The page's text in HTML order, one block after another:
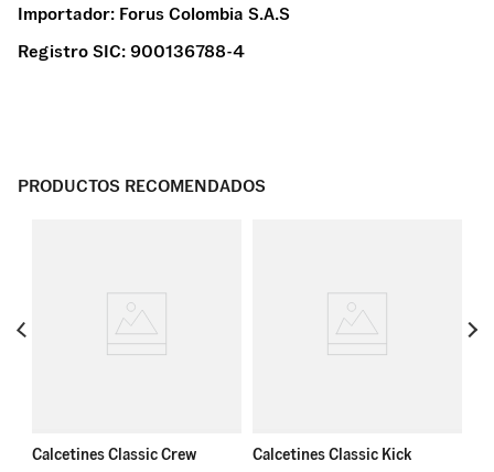
Importador: Forus Colombia S.A.S
Registro SIC:900136788-4
PRODUCTOS RECOMENDADOS
Calcetines Classic Crew Calcetines Classic Kick